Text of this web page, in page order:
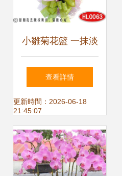
小雛菊花籃 一抹淡
雅花語，織就你心
動瞬間的生活序詩
查看詳情
更新時間：2026-06-18
21:45:07